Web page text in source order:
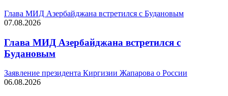
Глава МИД Азербайджана встретился с Будановым
07.08.2026
Глава МИД Азербайджана встретился с
Будановым
Заявление президента Киргизии Жапарова о России
06.08.2026